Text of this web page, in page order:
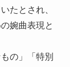
たとされ、
婉曲表現と
の」「特別